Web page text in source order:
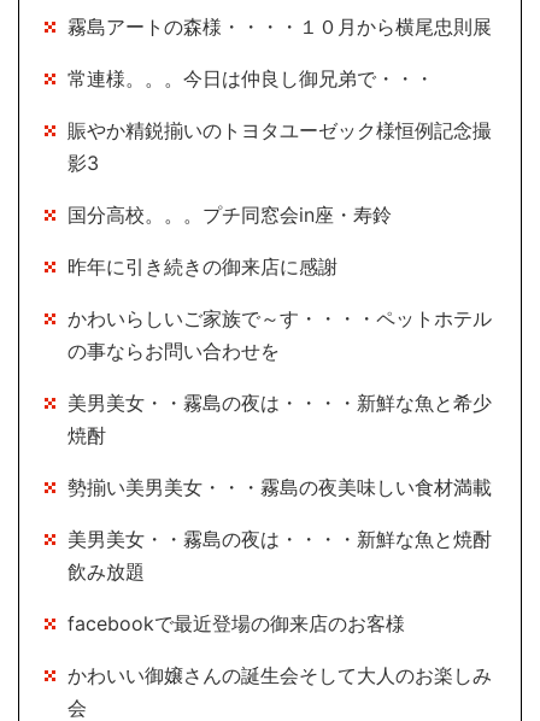
霧島アートの森様・・・・１０月から横尾忠則展
常連様。。。今日は仲良し御兄弟で・・・
賑やか精鋭揃いのトヨタユーゼック様恒例記念撮
影3
国分高校。。。プチ同窓会in座・寿鈴
昨年に引き続きの御来店に感謝
かわいらしいご家族で～す・・・・ペットホテル
の事ならお問い合わせを
美男美女・・霧島の夜は・・・・新鮮な魚と希少
焼酎
勢揃い美男美女・・・霧島の夜美味しい食材満載
美男美女・・霧島の夜は・・・・新鮮な魚と焼酎
飲み放題
facebookで最近登場の御来店のお客様
かわいい御嬢さんの誕生会そして大人のお楽しみ
会